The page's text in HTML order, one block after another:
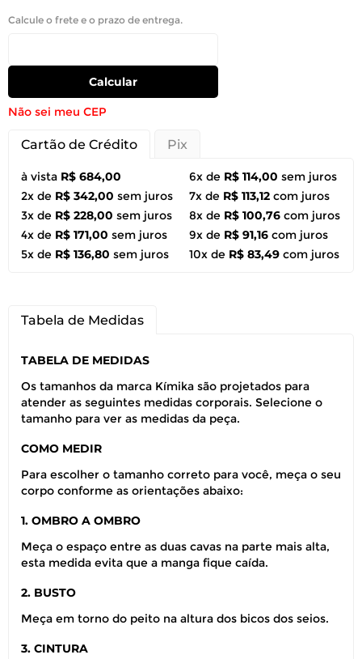
Calcule o frete e o prazo de entrega.
Calcular
Não sei meu CEP
Cartão de Crédito Pix
à vista R$ 684,00
2x de R$ 342,00 sem juros
3x de R$ 228,00 sem juros
4x de R$ 171,00 sem juros
5x de R$ 136,80 sem juros
6x de R$ 114,00 sem juros
7x de R$ 113,12 com juros
8x de R$ 100,76 com juros
9x de R$ 91,16 com juros
10x de R$ 83,49 com juros
Tabela de Medidas
TABELA DE MEDIDAS
Os tamanhos da marca Kímika são projetados para
atender as seguintes medidas corporais. Selecione o
tamanho para ver as medidas da peça.
COMO MEDIR
Para escolher o tamanho correto para você, meça o seu
corpo conforme as orientações abaixo:
1. OMBRO A OMBRO
Meça o espaço entre as duas cavas na parte mais alta,
esta medida evita que a manga fique caída.
2. BUSTO
Meça em torno do peito na altura dos bicos dos seios.
3. CINTURA